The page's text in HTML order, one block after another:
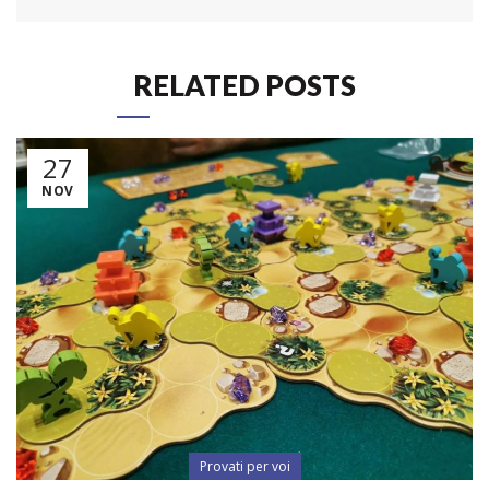
RELATED POSTS
27
NOV
Provati per voi